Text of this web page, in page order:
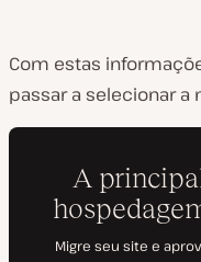
Com estas
passar a selecionar a